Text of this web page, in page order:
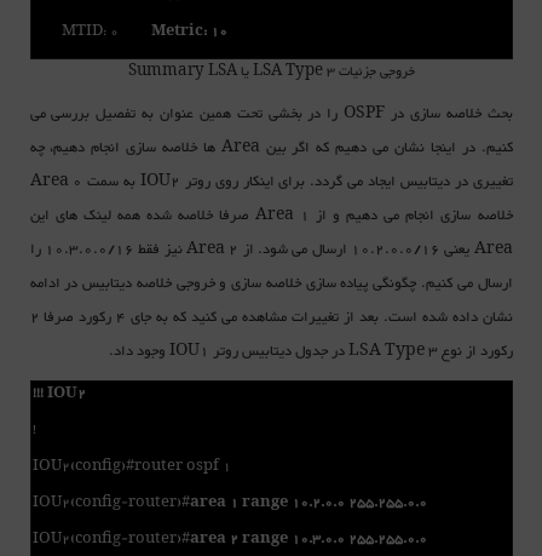
MTID: 0 Metric: 10
خروجی جزئیات LSA Type 3 یا Summary LSA
بحث خلاصه سازی در OSPF را در بخشی تحت همین عنوان به تفصیل بررسی می
کنیم. در اینجا نشان می دهیم که اگر بین Area ها خلاصه سازی انجام دهیم، چه
تغییری در دیتابیس ایجاد می گردد. برای اینکار روی روتر IOU2 به سمت Area 0
خلاصه سازی انجام می دهیم و از Area 1 صرفا خلاصه شده همه لینک های این
Area یعنی 10.2.0.0/16 ارسال می شود. از Area 2 نیز فقط 10.3.0.0/16 را
ارسال می کنیم. چگونگی پیاده سازی خلاصه سازی و خروجی خلاصه دیتابیس در ادامه
نشان داده شده است. بعد از تغییرات مشاهده می کنید که به جای 4 رکورد صرفا 2
رکورد از نوع LSA Type 3 در جدول دیتابیس روتر IOU1 وجود داد.
!!! IOU2
!
IOU2(config)#router ospf 1
IOU2(config-router)#area 1 range 10.2.0.0 255.255.0.0
IOU2(config-router)#area 2 range 10.3.0.0 255.255.0.0